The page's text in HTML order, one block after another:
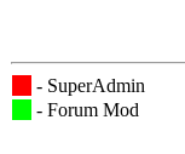
- SuperAdmin
- Forum Mod